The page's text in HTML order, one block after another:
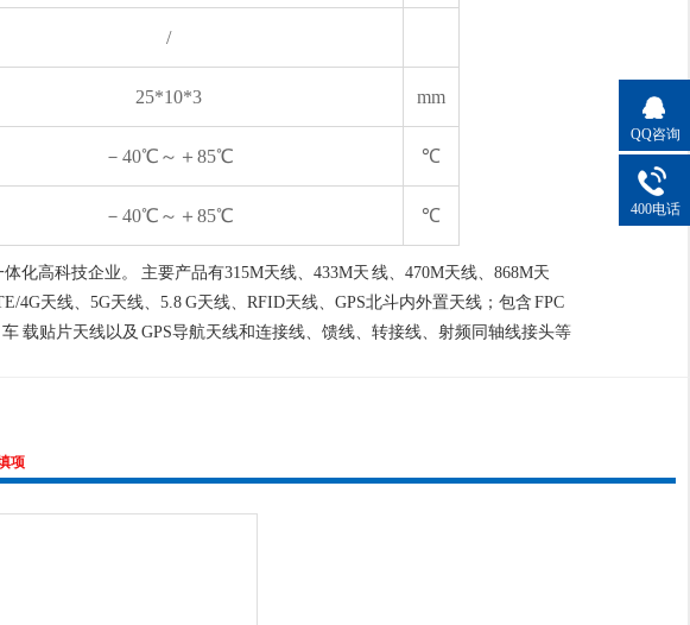
/
25*10*3 mm
－40℃～＋85℃ ℃
－40℃～＋85℃ ℃
高科技企业。 主要产品有315M天线、433M天 线、470M天线、868M天
4G天线、5G天线、5.8 G天线、RFID天线、GPS北斗内外置天线；包含 FPC
载贴片天线以及 GPS导航天线和连接线、馈线、转接线、射频同轴线接头等
项
QQ咨询
400电话